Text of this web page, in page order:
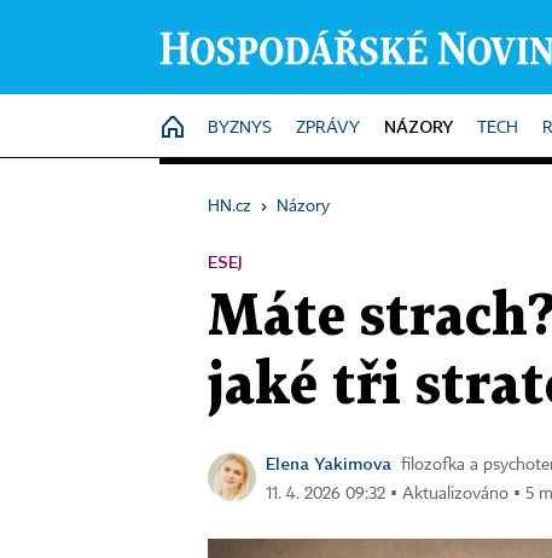
HOME
BYZNYS ZPRÁVY NÁZORY TECH
HN.cz › Názory
ESEJ
Máte
jaké tři
Elena Yakimova
filozofka a
11. 4. 2026 09:32 ▪ Aktualizováno ▪ 5